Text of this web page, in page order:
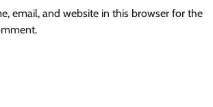
email, and website in this browser for the